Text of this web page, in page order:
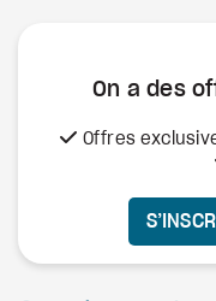
On a des
Offres